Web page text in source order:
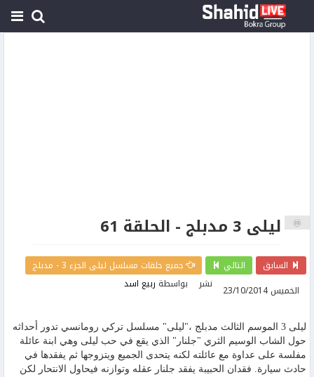
ليلى 3 مدبلج - الحلقة 61
السابق التالي
جميع حلقات مسلسل ليلى الجزء 3 - مدبلج
نشر
الخميس 23/10/2014 بواسطة ربيع اسد
ليلى 3 الموسم الثالث مدبلج ،"ليلى" مسلسل تركي رومانسي تدور أحداثه
حول الشاب الوسيم الثري "جلنار" الذي يقع في حب ليلى وهي ابنة عائلة
مفلسة على عداوة مع عائلته لكنه يتحدى الجميع ويتزوجها ثم يفقدها في
حادث سيارة. فقدان الحبيبة يفقد جلنار عقله وتوازنه فيحاول الانتحار لكن